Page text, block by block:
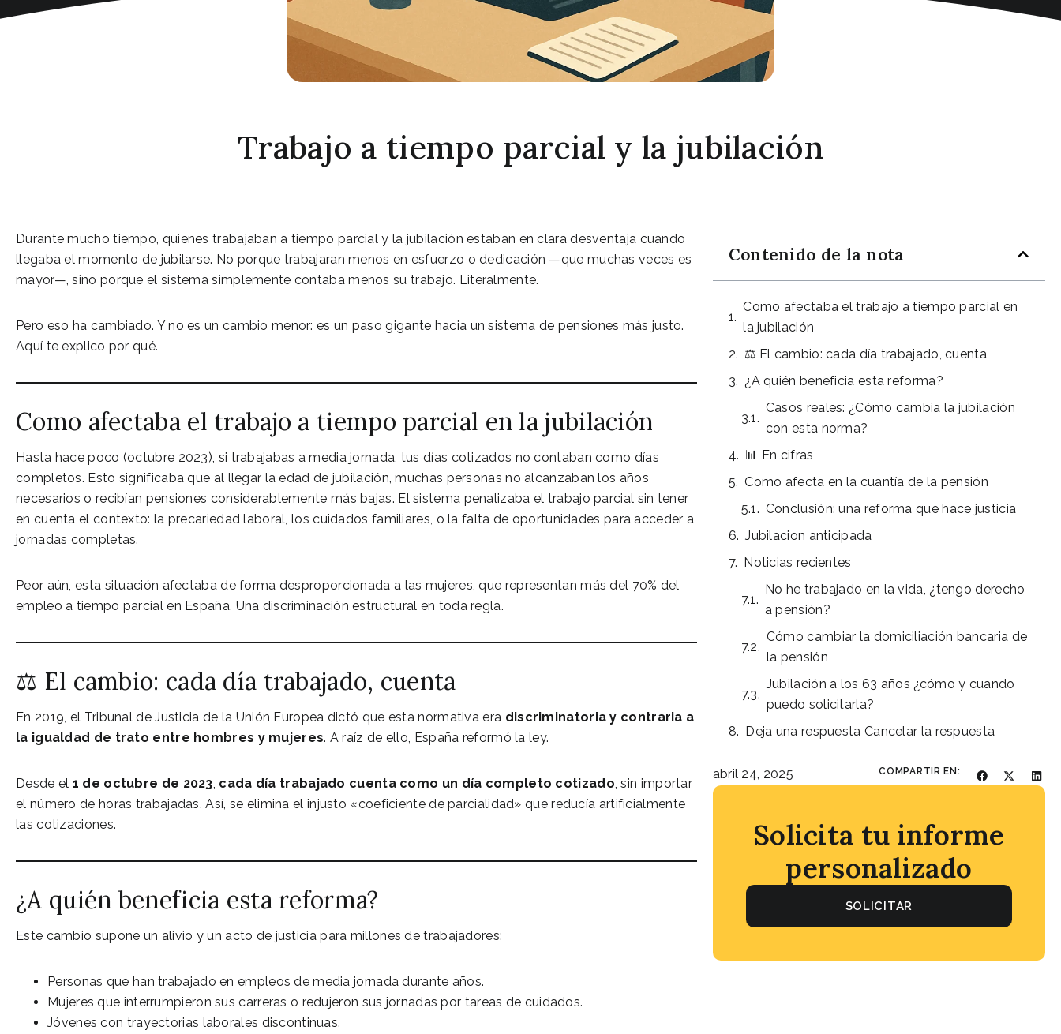
Trabajo a tiempo parcial y la jubilación
Durante mucho tiempo, quienes trabajaban a tiempo parcial y la jubilación estaban en clara desventaja cuando
llegaba el momento de jubilarse. No porque trabajaran menos en esfuerzo o dedicación —que muchas veces es
mayor—, sino porque el sistema simplemente contaba menos su trabajo. Literalmente.
Pero eso ha cambiado. Y no es un cambio menor: es un paso gigante hacia un sistema de pensiones más justo.
Aquí te explico por qué.
Como afectaba el trabajo a tiempo parcial en la jubilación
Hasta hace poco (octubre 2023), si trabajabas a media jornada, tus días cotizados no contaban como días
completos. Esto significaba que al llegar la edad de jubilación, muchas personas no alcanzaban los años
necesarios o recibían pensiones considerablemente más bajas. El sistema penalizaba el trabajo parcial sin tener
en cuenta el contexto: la precariedad laboral, los cuidados familiares, o la falta de oportunidades para acceder a
jornadas completas.
Peor aún, esta situación afectaba de forma desproporcionada a las mujeres, que representan más del 70% del
empleo a tiempo parcial en España. Una discriminación estructural en toda regla.
⚖️ El cambio: cada día trabajado, cuenta
En 2019, el Tribunal de Justicia de la Unión Europea dictó que esta normativa era discriminatoria y contraria a
la igualdad de trato entre hombres y mujeres. A raíz de ello, España reformó la ley.
Desde el 1 de octubre de 2023 cada día trabajado cuenta como un día completo cotizado , sin importar
el número de horas trabajadas. Así, se elimina el injusto «coeficiente de parcialidad» que reducía artificialmente
las cotizaciones.
¿A quién beneficia esta reforma?
Este cambio supone un alivio y un acto de justicia para millones de trabajadores:
Personas que han trabajado en empleos de media jornada durante años.
Mujeres que interrumpieron sus carreras o redujeron sus jornadas por tareas de cuidados.
Jóvenes con trayectorias laborales discontinuas.
Contenido de la nota
Como afectaba el trabajo a tiempo parcial en
la jubilación
⚖️ El cambio: cada día trabajado, cuenta
¿A quién beneficia esta reforma?
Casos reales: ¿Cómo cambia la jubilación
con esta norma?
📊 En cifras
Como afecta en la cuantía de la pensión
Conclusión: una reforma que hace justicia
Jubilacion anticipada
Noticias recientes
No he trabajado en la vida, ¿tengo derecho
a pensión?
Cómo cambiar la domiciliación bancaria de
la pensión
Jubilación a los 63 años ¿cómo y cuando
puedo solicitarla?
Deja una respuesta Cancelar la respuesta
abril 24, 2025 COMPARTIR EN:
Solicita tu informe
personalizado
SOLICITAR